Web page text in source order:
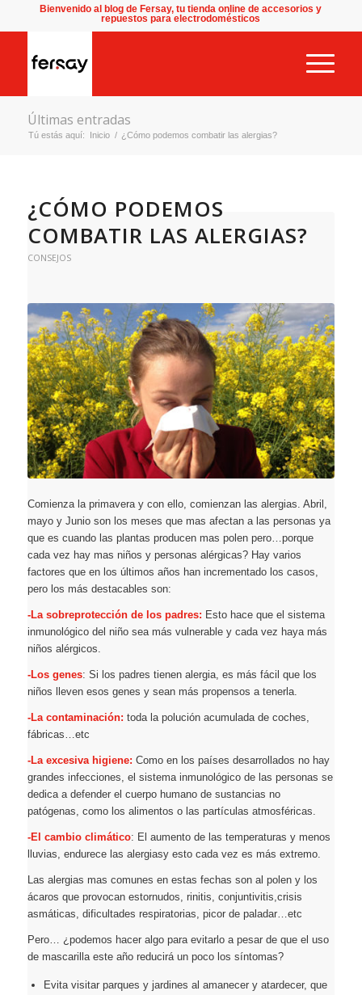
Bienvenido al blog de Fersay, tu tienda online de accesorios y
repuestos para electrodomésticos
Últimas entradas
Tú estás aquí: Inicio / ¿Cómo podemos combatir las alergias?
¿CÓMO PODEMOS
COMBATIR LAS ALERGIAS?
CONSEJOS
Comienza la primavera y con ello, comienzan las alergias. Abril,
mayo y Junio son los meses que mas afectan a las personas ya
que es cuando las plantas producen mas polen pero…porque
cada vez hay mas niños y personas alérgicas? Hay varios
factores que en los últimos años han incrementado los casos,
pero los más destacables son:
-La sobreprotección de los padres: Esto hace que el sistema
inmunológico del niño sea más vulnerable y cada vez haya más
niños alérgicos.
-Los genes: Si los padres tienen alergia, es más fácil que los
niños lleven esos genes y sean más propensos a tenerla.
-La contaminación: toda la polución acumulada de coches,
fábricas…etc
-La excesiva higiene: Como en los países desarrollados no hay
grandes infecciones, el sistema inmunológico de las personas se
dedica a defender el cuerpo humano de sustancias no
patógenas, como los alimentos o las partículas atmosféricas.
-El cambio climático: El aumento de las temperaturas y menos
lluvias, endurece las alergiasy esto cada vez es más extremo.
Las alergias mas comunes en estas fechas son al polen y los
ácaros que provocan estornudos, rinitis, conjuntivitis,crisis
asmáticas, dificultades respiratorias, picor de paladar…etc
Pero… ¿podemos hacer algo para evitarlo a pesar de que el uso
de mascarilla este año reducirá un poco los síntomas?
Evita visitar parques y jardines al amanecer y atardecer, que